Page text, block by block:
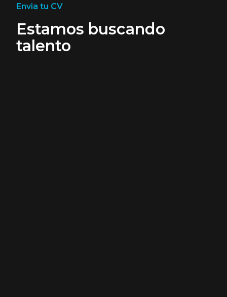
Envia tu CV
Estamos buscando
talento